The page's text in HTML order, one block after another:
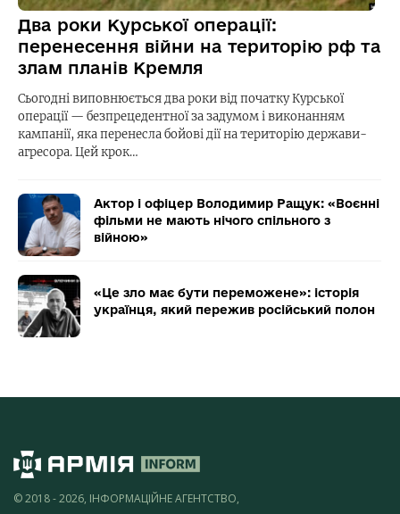
Два роки Курської операції:
перенесення війни на територію рф та
злам планів Кремля
Сьогодні виповнюється два роки від початку Курської
операції — безпрецедентної за задумом і виконанням
кампанії, яка перенесла бойові дії на територію держави-
агресора. Цей крок…
Актор і офіцер Володимир Ращук: «Воєнні
фільми не мають нічого спільного з
війною»
«Це зло має бути переможене»: історія
українця, який пережив російський полон
© 2018 - 2026, ІНФОРМАЦІЙНЕ АГЕНТСТВО,